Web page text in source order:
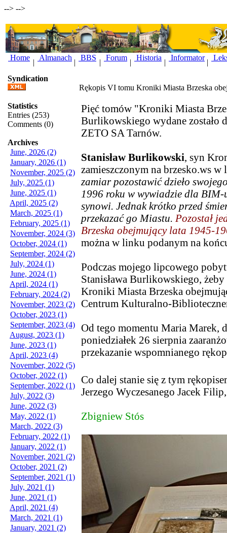
--> -->
Home
|
Almanach
|
BBS
|
Forum
|
Historia
|
Informator
|
Syndication
Statistics
Entries (253)
Comments (0)
Archives
June, 2026 (2)
January, 2026 (1)
November, 2025 (2)
July, 2025 (1)
June, 2025 (1)
April, 2025 (2)
March, 2025 (1)
February, 2025 (1)
November, 2024 (3)
October, 2024 (1)
September, 2024 (2)
July, 2024 (1)
June, 2024 (1)
April, 2024 (1)
February, 2024 (2)
November, 2023 (2)
October, 2023 (1)
September, 2023 (4)
August, 2023 (1)
June, 2023 (1)
April, 2023 (4)
November, 2022 (5)
October, 2022 (1)
September, 2022 (1)
July, 2022 (3)
June, 2022 (3)
May, 2022 (1)
March, 2022 (3)
February, 2022 (1)
January, 2022 (1)
November, 2021 (2)
October, 2021 (2)
September, 2021 (1)
July, 2021 (1)
June, 2021 (1)
April, 2021 (4)
March, 2021 (1)
January, 2021 (2)
Rękopis VI tomu Kroniki Miasta Brzeska
Pięć tomów "Kroniki Miasta
Burlikowskiego wydane zostało
ZETO SA Tarnów.
Stanisław Burlikowski, syn
zamieszczonym na brzesko.ws
zamiar pozostawić dzieło
1996 roku w wywiadzie dla BIM-
synowi. Jednak krótko przed
przekazać go Miastu. Pozostał
Brzeska obejmujący lata 1945-
można w linku podanym na
Podczas mojego lipcowego
Stanisława Burlikowskiego,
Kroniki Miasta Brzeska
Centrum Kulturalno-
Od tego momentu Maria Marek,
poniedziałek 26 sierpnia
przekazanie wspomnianego
Co dalej stanie się z tym
Jerzego Wyczesanego Jacek
Zbigniew Stós